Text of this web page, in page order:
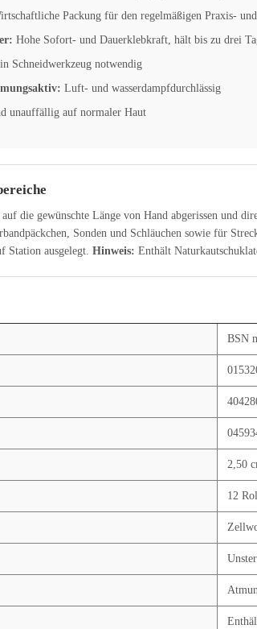
Packung für den regelmäßigen Praxis-
Hohe Sofort- und Dauerklebkraft, hält bis zu drei
Schneidwerkzeug notwendig
Luft- und wasserdampfdurchlässig
unauffällig auf normaler Haut
die gewünschte Länge von Hand abgerissen und
Sonden und Schläuchen sowie für
Station ausgelegt. Hinweis: Enthält
BSN
2,50
12